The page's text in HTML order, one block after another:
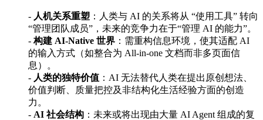
- 人机关系重塑 ：人类与 AI 的关系将从 “使用工具” 转向
“管理团队成员”，未来的竞争力在于“管理 AI 的能力”。
-构建 AI-Native 世界 ：需重构信息环境，使其适配 AI
的输入方式（如整合为 All-in-one 文档而非多页面信
息）。
- 人类的独特价值 ：AI 无法替代人类在提出原创想法、
价值判断、质量把控及非结构化生活经验方面的创造
力。
- AI 社会结构 ：未来或将出现由大量 AI Agent 组成的复